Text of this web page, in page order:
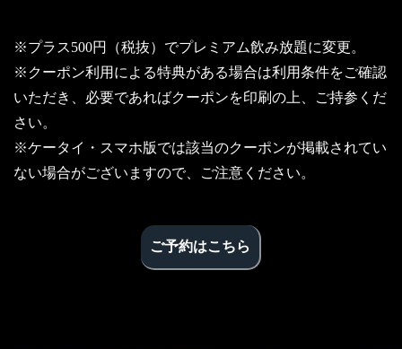
※プラス500円（税抜）でプレミアム飲み放題に変更。
※クーポン利用による特典がある場合は利用条件をご確認
いただき、必要であればクーポンを印刷の上、ご持参くだ
さい。
※ケータイ・スマホ版では該当のクーポンが掲載されてい
ない場合がございますので、ご注意ください。
ご予約はこちら